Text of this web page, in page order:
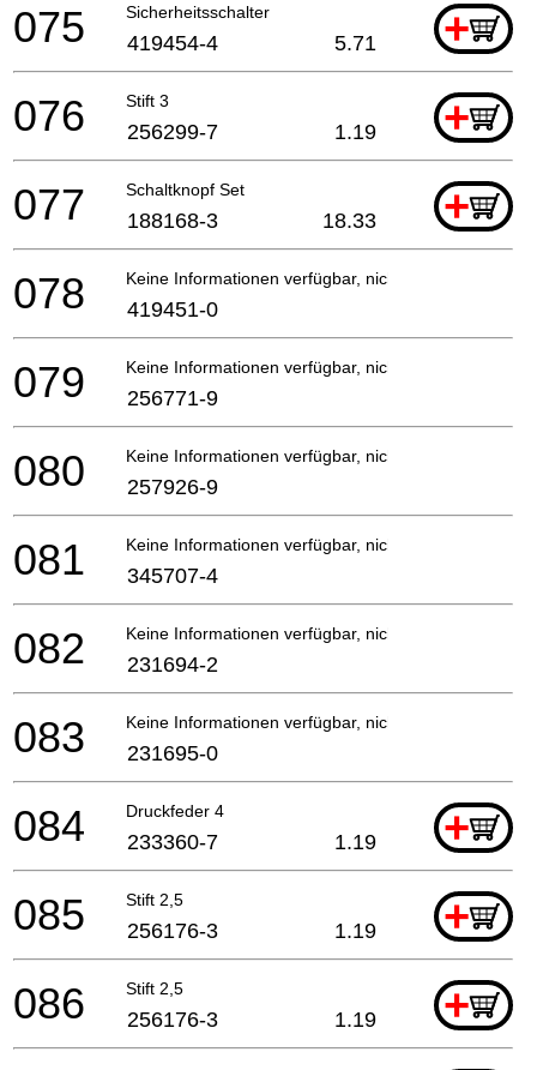
Sicherheitsschalter +
075 419454-4 5.71
Stift 3 +
076 256299-7 1.19
Schaltknopf Set +
077 188168-3 18.33
Keine Informationen verfügbar, nicht bestellbar
078 419451-0
Keine Informationen verfügbar, nicht bestellbar
079 256771-9
Keine Informationen verfügbar, nicht bestellbar
080 257926-9
Keine Informationen verfügbar, nicht bestellbar
081 345707-4
Keine Informationen verfügbar, nicht bestellbar
082 231694-2
Keine Informationen verfügbar, nicht bestellbar
083 231695-0
Druckfeder 4 +
084 233360-7 1.19
Stift 2,5 +
085 256176-3 1.19
Stift 2,5 +
086 256176-3 1.19